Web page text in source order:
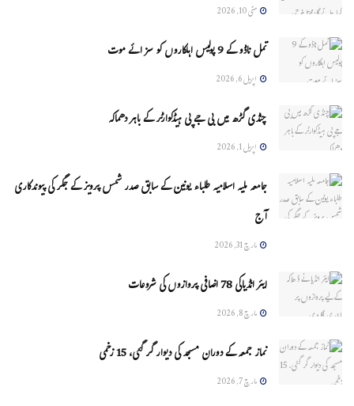
مئی 10, 2026
تمل ناڈو کے 9 پولیس اہلکاروں کو سزائے موت
اپریل 6, 2026
چنڈی گڑھ میں بی جے پی ہیڈکوارٹر کے باہر دھماکہ
اپریل 1, 2026
جامعہ ملیہ اسلامیہ طلباء یونین کے سابق صدر شمس پرویز کے جگر کی پیوندکاری
آج
مارچ 31, 2026
ایئر انڈیاکی 78 اضافی پروازوں کی شروعات
مارچ 8, 2026
نماز جمعہ کے دوران مسجد کی دیوار گر گئی، 15 زخمی
مارچ 7, 2026